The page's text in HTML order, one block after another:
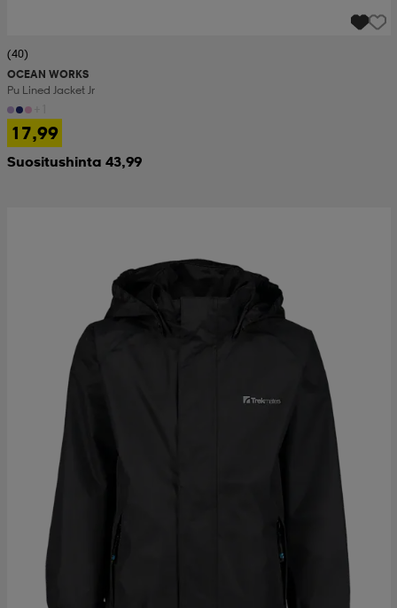
(40)
OCEAN WORKS
Pu Lined Jacket Jr
17,99
Suositushinta 43,99